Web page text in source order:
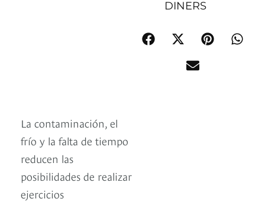
DINERS
La contaminación, el
frío y la falta de tiempo
reducen las
posibilidades de realizar
ejercicios